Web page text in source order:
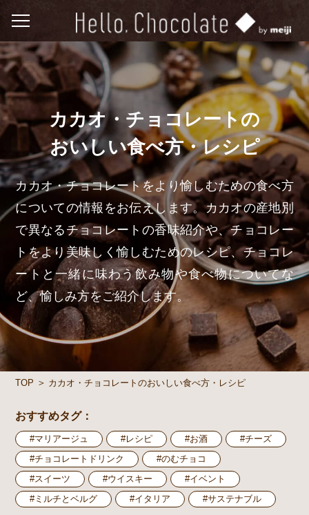
カカオ・チョコレートの
おいしい食べ方・レシピ
カカオ・チョコレートをより愉しむための食べ方
についての情報をお伝えします。カカオの産地別
で異なるチョコレートの香味紹介や、チョコレー
トをより美味しく愉しむためのレシピ、チョコレ
ートと一緒に味わう飲み物や食べ物についてな
ど、愉しみ方をご紹介します。
TOP カカオ・チョコレートのおいしい食べ方・レシピ
おすすめタグ：
#マリアージュ #レシピ #お酒
#チーズ
#チョコレートドリンク
#のむチョコ
#スイーツ
#ウイスキー
#イベント
#ミルチとベルグ
#イタリア #サステナブル